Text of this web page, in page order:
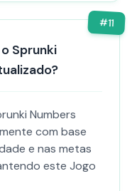
#11
Sprunki
Numbers
com base
e nas metas
este Jogo